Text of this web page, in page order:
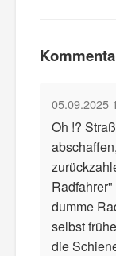
05.09.2025
Oh !?
dumme
selbst
die